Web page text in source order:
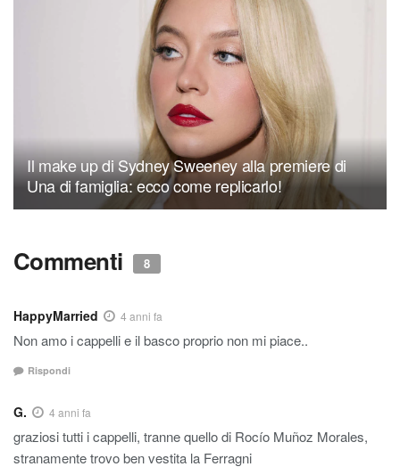
Il make up di Sydney Sweeney alla premiere di
Una di famiglia: ecco come replicarlo!
Commenti 8
HappyMarried 4 anni fa
Non amo i cappelli e il basco proprio non mi piace..
Rispondi
G. 4 anni fa
graziosi tutti i cappelli, tranne quello di Rocío Muñoz Morales,
stranamente trovo ben vestita la Ferragni